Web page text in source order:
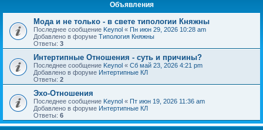
Объявления
Мода и не только - в свете типологии Княжны
Последнее сообщение Keynol « Пн июн 29, 2026 10:28 am
Добавлено в форуме Типология Княжны
Ответы: 3
Интертипные Отношения - суть и причины?
Последнее сообщение Keynol « Сб май 23, 2026 4:21 pm
Добавлено в форуме Интертипные КЛ
Ответы: 2
Эхо-Отношения
Последнее сообщение Keynol « Пт июн 19, 2026 11:36 am
Добавлено в форуме Интертипные КЛ
Ответы: 6